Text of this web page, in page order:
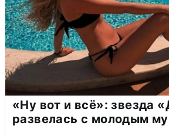
«Ну вот и всё»: звезда
развелась с молодым